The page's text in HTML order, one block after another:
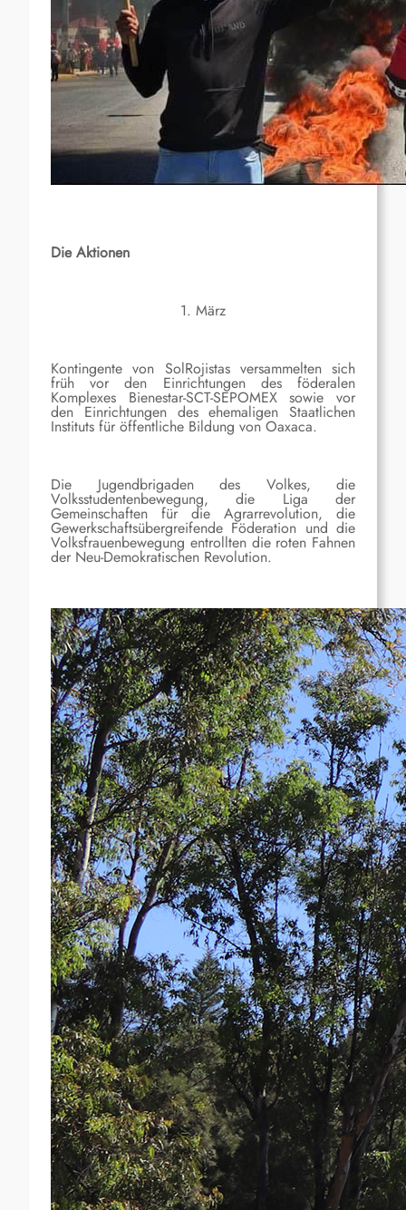
Die Aktionen
1. März
Kontingente von SolRojistas versammelten sich
früh vor den Einrichtungen des föderalen
Komplexes Bienestar-SCT-SEPOMEX sowie vor
den Einrichtungen des ehemaligen Staatlichen
Instituts für öffentliche Bildung von Oaxaca.
Die Jugendbrigaden des Volkes, die
Volksstudentenbewegung, die Liga der
Gemeinschaften für die Agrarrevolution, die
Gewerkschaftsübergreifende Föderation und die
Volksfrauenbewegung entrollten die roten Fahnen
der Neu-Demokratischen Revolution.